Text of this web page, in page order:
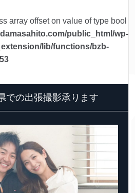
array offset on value of type bool
public_html/wp-
lib/functions/bzb-
での出張撮影承ります